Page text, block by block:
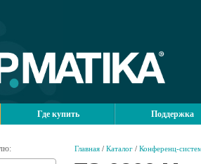
Где купить Поддержка
Главная / Каталог / Конференц-